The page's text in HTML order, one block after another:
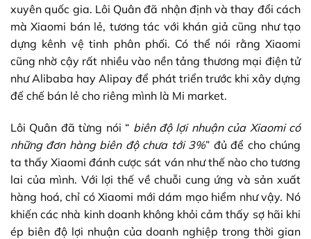
xuyên quốc gia. Lôi Quân đã nhận định và thay đổi cách
mà Xiaomi bán lẻ, tương tác với khán giả cũng như tạo
dựng kênh vệ tinh phân phối. Có thể nói rằng Xiaomi
cũng nhờ cậy rất nhiều vào nền tảng thương mại điện tử
như Alibaba hay Alipay để phát triển trước khi xây dựng
đế chế bán lẻ cho riêng mình là Mi market.
Lôi Quân đã từng nói “ biên độ lợi nhuận của Xiaomi có
những đơn hàng biên độ chưa tới 3%” đủ để cho chúng
ta thấy Xiaomi đánh cược sát ván như thế nào cho tương
lai của mình. Với lợi thế về chuỗi cung ứng và sản xuất
hàng hoá, chỉ có Xiaomi mới dám mạo hiểm như vậy. Nó
khiến các nhà kinh doanh không khỏi cảm thấy sợ hãi khi
ép biên độ lợi nhuận của doanh nghiệp trong thời gian